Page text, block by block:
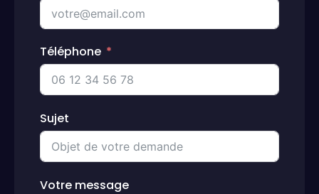
Téléphone
Sujet
Votre message